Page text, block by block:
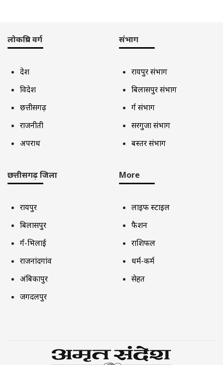
लोकप्रिय वर्ग
देश
विदेश
छत्तीसगढ़
राजनीती
अपराध
संभाग
रायपुर संभाग
बिलासपुर संभाग
दुर्ग संभाग
सरगुजा संभाग
बस्तर संभाग
छत्तीसगढ़ जिला
रायपुर
बिलासपुर
दुर्ग-भिलाई
राजनांदगांव
अंबिकापुर
जगदलपुर
More
लाइफ स्टाइल
फैशन
राशिफल
धर्म-कर्म
सेहत